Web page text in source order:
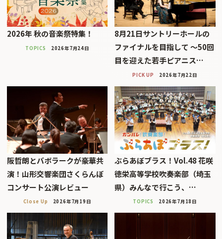
2026年 秋の音楽祭特集！
TOPICS 2026年7月24日
8月21日サントリーホールの
ファイナルを目指して 〜50回
目を迎えた若手ピアニス…
PICK UP 2026年7月22日
阪哲朗とバボラークが豪華共
演！山形交響楽団さくらんぼ
コンサート公演レビュー
Close Up 2026年7月19日
ぶらあぼブラス！Vol.48 花咲
徳栄高等学校吹奏楽部（埼玉
県）みんなで行こう、…
TOPICS 2026年7月18日